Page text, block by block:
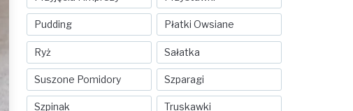
Pudding Płatki Owsiane
Ryż Sałatka
Suszone Pomidory Szparagi
Szpinak Truskawki